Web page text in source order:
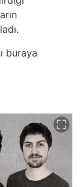
buraya